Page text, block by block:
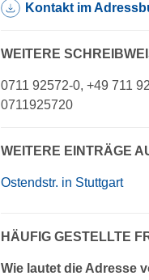
Kontakt im
WEITERE
0711 92572-0, +49 711
0711925720
WEITERE EINTRÄGE
Ostendstr. in Stuttgart
HÄUFIG GESTELLTE
Wie lautet die Adresse